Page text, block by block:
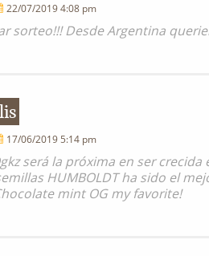
22/07/2019 4:08 pm
sorteo!!! Desde Argentina
17/06/2019 5:14 pm
será la próxima en ser
HUMBOLDT ha sido el
mint OG my favorite!